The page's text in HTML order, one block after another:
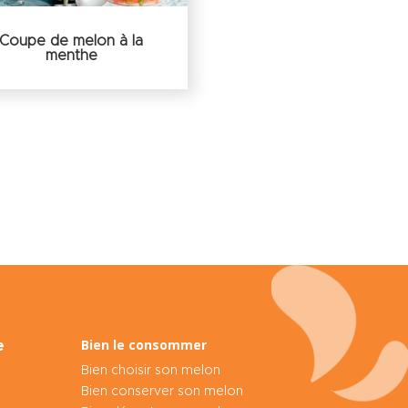
Coupe de melon à la
menthe
Bien le consommer
Bien choisir son melon
Bien conserver son melon